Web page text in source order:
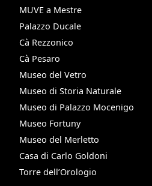
MUVE a Mestre
Palazzo Ducale
Cà Rezzonico
Cà Pesaro
Museo del Vetro
Museo di Storia Naturale
Museo di Palazzo Mocenigo
Museo Fortuny
Museo del Merletto
Casa di Carlo Goldoni
Torre dell’Orologio